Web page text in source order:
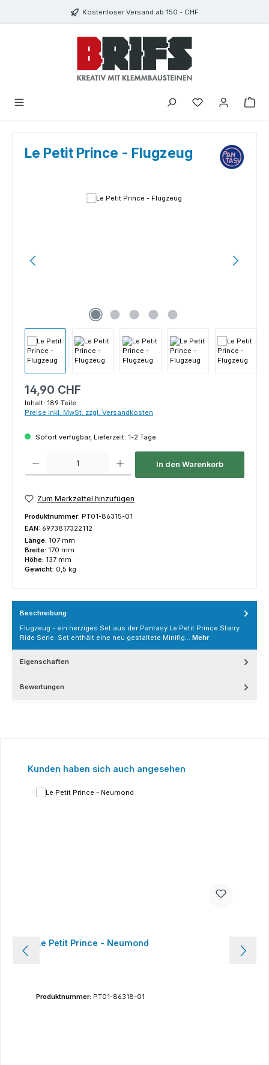
Zum Hauptinhalt springenKostenloser Versand ab 150.- CHF
Du hast 0
Le Petit Prince - Flugzeug
Bildergalerie überspringen
Regulärer Preis:
14,90 CHF
Inhalt: 189 Teile
Preise inkl. MwSt. zzgl. Versandkosten
Sofort verfügbar, Lieferzeit: 1-2 Tage
In den Warenkorb
Zum Merkzettel hinzufügen
Produktnummer: PT01-86315-01
EAN: 6973817322112
Länge: 107 mm
Breite: 170 mm
Höhe: 137 mm
Gewicht: 0,5 kg
Beschreibung
Flugzeug - ein herziges Set aus der Pantasy Le Petit Prince Starry
Ride Serie. Set enthält eine neu gestaltete Minifig… Mehr
Eigenschaften
Bewertungen
Produktgalerie überspringen
Kunden haben sich auch angesehen
Le Petit Prince - Neumond
Produktnummer: PT01-86318-01